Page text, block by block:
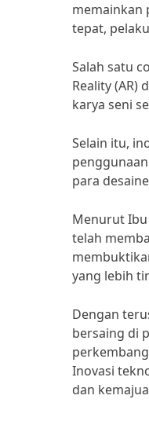
memainkan
tepat,
Salah satu
Reality (AR)
karya seni
Selain itu,
para
Menurut
telah
yang lebih
Dengan
bersaing di
Inovasi
dan